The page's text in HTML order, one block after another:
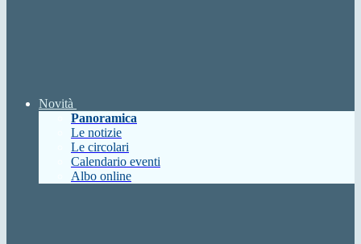
Novità
Panoramica
Le notizie
Le circolari
Calendario eventi
Albo online